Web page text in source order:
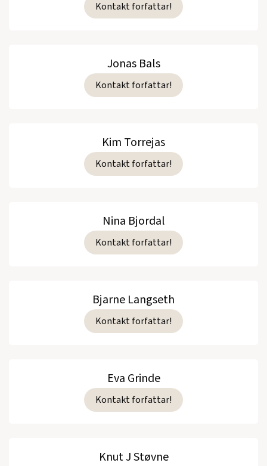
Kontakt forfattar!
Jonas Bals
Kontakt forfattar!
Kim Torrejas
Kontakt forfattar!
Nina Bjordal
Kontakt forfattar!
Bjarne Langseth
Kontakt forfattar!
Eva Grinde
Kontakt forfattar!
Knut J Støvne